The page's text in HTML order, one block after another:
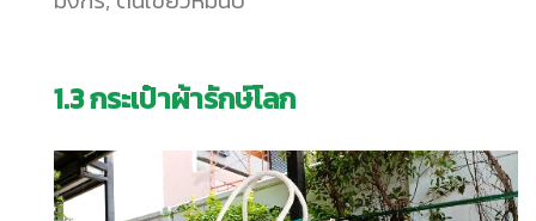
1.3กระเป๋าผ้ารักษ์โลก